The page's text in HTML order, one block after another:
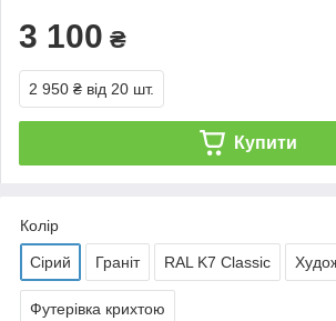
3 100 ₴
2 950 ₴ від 20 шт.
Купити
Колір
Сірий Граніт RAL K7 Classic
Футерівка крихтою